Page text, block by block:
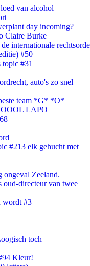
van alcohol
day incoming?
Claire Burke
internationale rechtsorde
#50
#31
auto's zo snel
team *G* *O*
LAPO
#213 elk gehucht met
ongeval Zeeland.
directeur van twee
wordt #3
toch
Kleur!